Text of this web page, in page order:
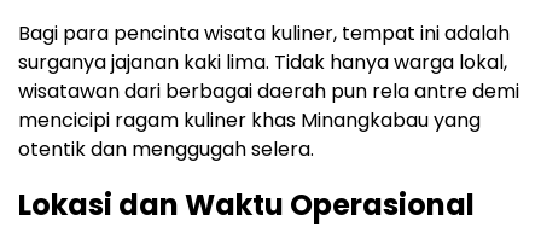
Bagi para pencinta wisata kuliner, tempat ini adalah
surganya jajanan kaki lima. Tidak hanya warga lokal,
wisatawan dari berbagai daerah pun rela antre demi
mencicipi ragam kuliner khas Minangkabau yang
otentik dan menggugah selera.
Lokasi dan Waktu Operasional